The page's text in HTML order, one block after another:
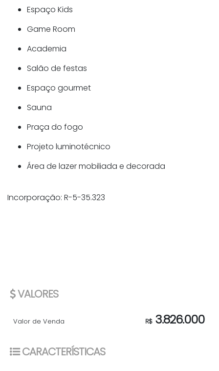
Espaço Kids
Game Room
Academia
Salão de festas
Espaço gourmet
Sauna
Praça do fogo
Projeto luminotécnico
Área de lazer mobiliada e decorada
Incorporação: R-5-35.323
VALORES
R$3.826.000
Valor de Venda
CARACTERÍSTICAS